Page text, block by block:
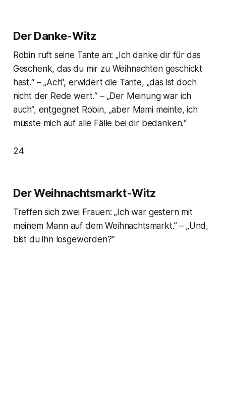
Der Danke-Witz
Robin ruft seine Tante an: „Ich danke dir für das
Geschenk, das du mir zu Weihnachten geschickt
hast.“ – „Ach“, erwidert die Tante, „das ist doch
nicht der Rede wert.“ – „Der Meinung war ich
auch“, entgegnet Robin, „aber Mami meinte, ich
müsste mich auf alle Fälle bei dir bedanken.“
24
Der Weihnachtsmarkt-Witz
Treffen sich zwei Frauen: „Ich war gestern mit
meinem Mann auf dem Weihnachtsmarkt.” – „Und,
bist du ihn losgeworden?”